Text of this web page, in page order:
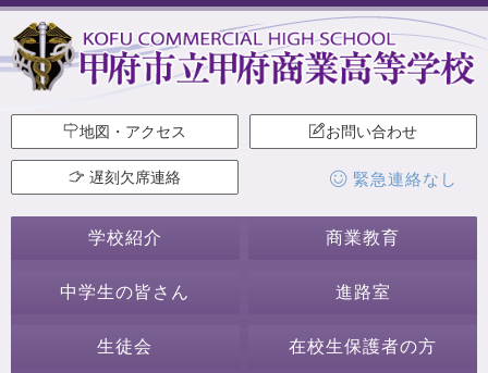
地図・アクセス お問い合わせ
遅刻欠席連絡 緊急連絡なし
学校紹介 商業教育
中学生の皆さん 進路室
生徒会 在校生保護者の方